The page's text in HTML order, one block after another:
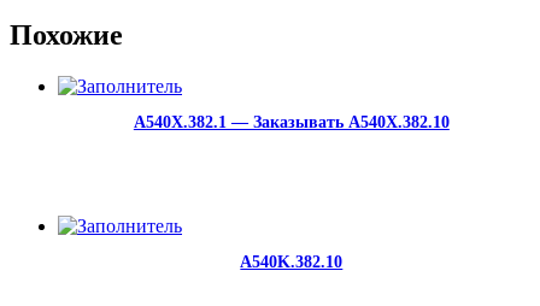
Похожие
A540X.382.1 — Заказывать A540X.382.10
A540K.382.10